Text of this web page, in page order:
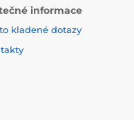
a proto jsou
GOLD
PVC a lepidlo je na
informace
kladené dotazy